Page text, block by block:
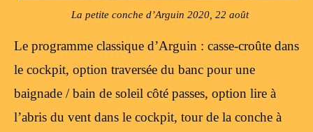
La petite conche d’Arguin 2020, 22 août
Le programme classique d’Arguin : casse-croûte dans
le cockpit, option traversée du banc pour une
baignade / bain de soleil côté passes, option lire à
l’abris du vent dans le cockpit, tour de la conche à